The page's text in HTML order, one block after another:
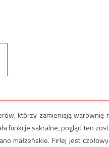
którzy zamieniają warownię
funkcje sakralne, pogląd ten
mał­żeń­skie. Firlej jest